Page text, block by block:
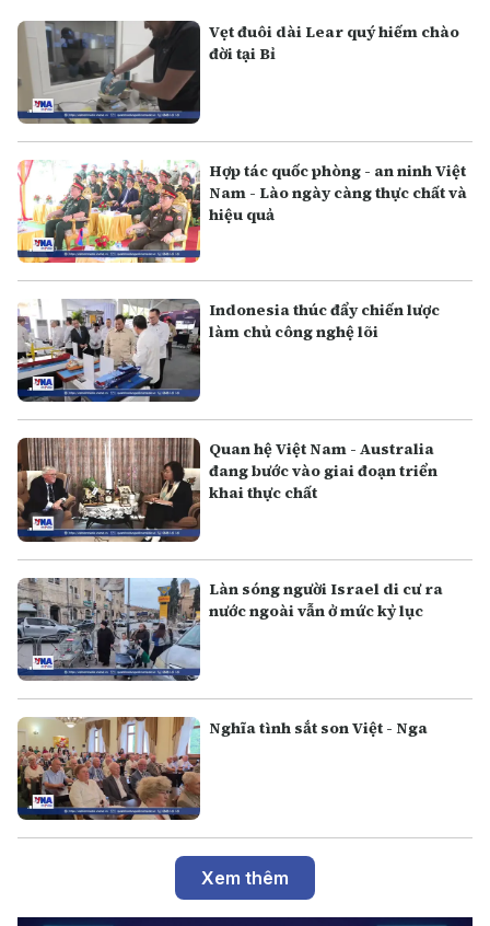
Vẹt đuôi dài Lear quý hiếm chào
đời tại Bỉ
Hợp tác quốc phòng - an ninh Việt
Nam - Lào ngày càng thực chất và
hiệu quả
Indonesia thúc đẩy chiến lược
làm chủ công nghệ lõi
Quan hệ Việt Nam - Australia
đang bước vào giai đoạn triển
khai thực chất
Làn sóng người Israel di cư ra
nước ngoài vẫn ở mức kỷ lục
Nghĩa tình sắt son Việt - Nga
Xem thêm